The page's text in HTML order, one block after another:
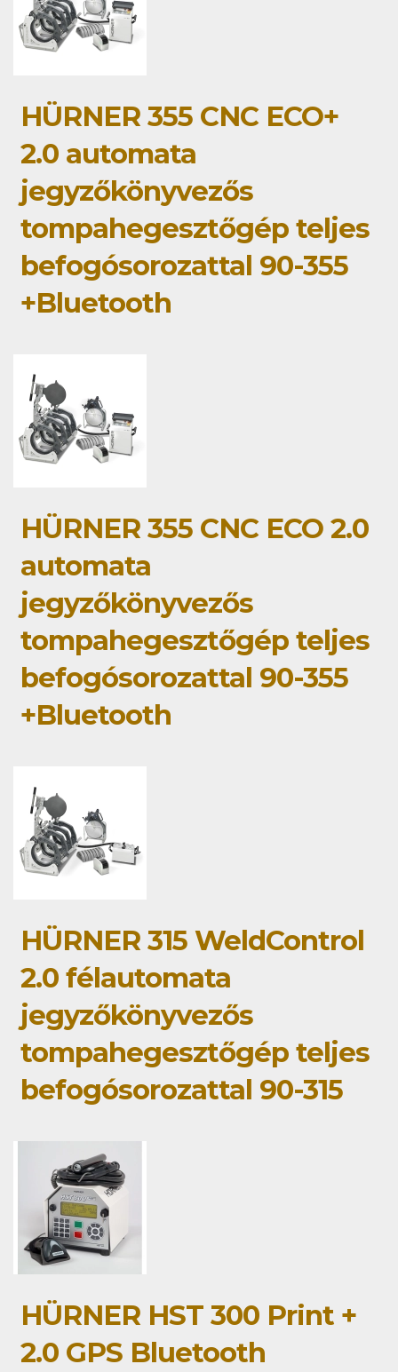
HÜRNER 355 CNC ECO+
2.0 automata
jegyzőkönyvezős
tompahegesztőgép teljes
befogósorozattal 90-355
+Bluetooth
HÜRNER 355 CNC ECO 2.0
automata
jegyzőkönyvezős
tompahegesztőgép teljes
befogósorozattal 90-355
+Bluetooth
HÜRNER 315 WeldControl
2.0 félautomata
jegyzőkönyvezős
tompahegesztőgép teljes
befogósorozattal 90-315
HÜRNER HST 300 Print +
2.0 GPS Bluetooth